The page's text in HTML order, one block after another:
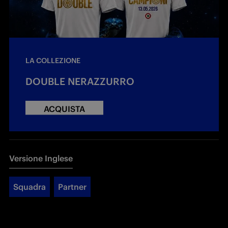
LA COLLEZIONE
DOUBLE NERAZZURRO
ACQUISTA
Versione Inglese
Squadra Partner